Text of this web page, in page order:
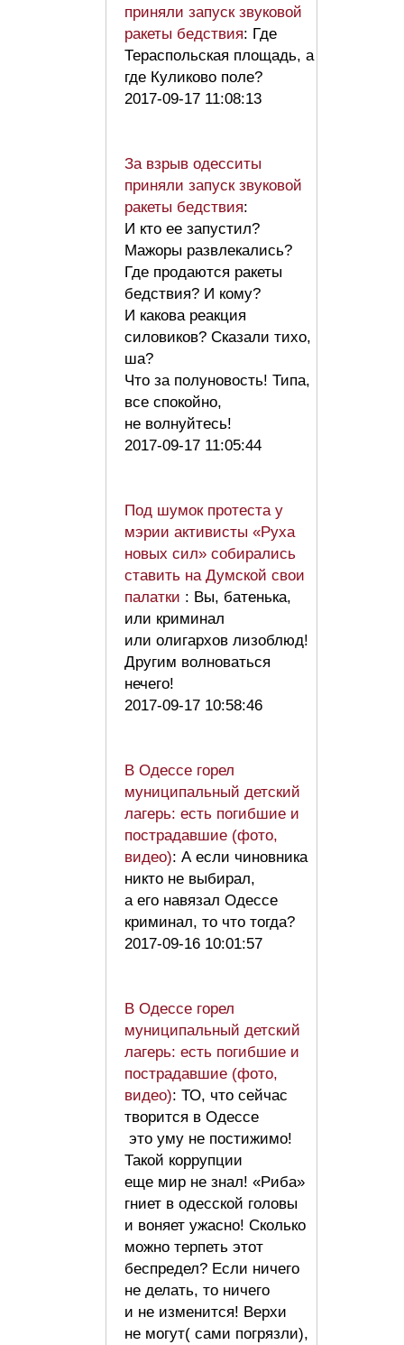
приняли запуск звуковой
ракеты бедствия: Где
Тераспольская площадь, а
где Куликово поле?
2017-09-17 11:08:13
За взрыв одесситы
приняли запуск звуковой
ракеты бедствия:
И кто ее запустил?
Мажоры развлекались?
Где продаются ракеты
бедствия? И кому?
И какова реакция
силовиков? Сказали тихо,
ша?
Что за полуновость! Типа,
все спокойно,
не волнуйтесь!
2017-09-17 11:05:44
Под шумок протеста у
мэрии активисты «Руха
новых сил» собирались
ставить на Думской свои
палатки : Вы, батенька,
или криминал
или олигархов лизоблюд!
Другим волноваться
нечего!
2017-09-17 10:58:46
В Одессе горел
муниципальный детский
лагерь: есть погибшие и
пострадавшие (фото,
видео): А если чиновника
никто не выбирал,
а его навязал Одессе
криминал, то что тогда?
2017-09-16 10:01:57
В Одессе горел
муниципальный детский
лагерь: есть погибшие и
пострадавшие (фото,
видео): ТО, что сейчас
творится в Одессе
это уму не постижимо!
Такой коррупции
еще мир не знал! «Риба»
гниет в одесской головы
и воняет ужасно! Сколько
можно терпеть этот
беспредел? Если ничего
не делать, то ничего
и не изменится! Верхи
не могут( сами погрязли),